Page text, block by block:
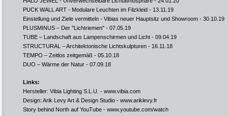
PUCK WALL ART - Modulare Leuchten im Filzkleid - 13.11.19
Einstellung und Ziele vermitteln - Vibias neuer Hauptsitz und Showroom - 30.10.19
PLUSMINUS – Der "Lichtriemen" - 07.05.19
TUBE – Landschaft aus Lampenschirmen und Licht - 09.04.19
STRUCTURAL – Architektonische Lichtskulpturen - 16.11.18
TEMPO – Zeitlos zeitgemäß - 05.10.18
DUO – Wärme der Natur - 07.09.18
Links:
Hersteller: Vibia Lighting S.L.U. - www.vibia.com
Design: Arik Levy Art & Design Studio - www.ariklevy.fr
Story behind North auf YouTube - www.youtube.com/watch